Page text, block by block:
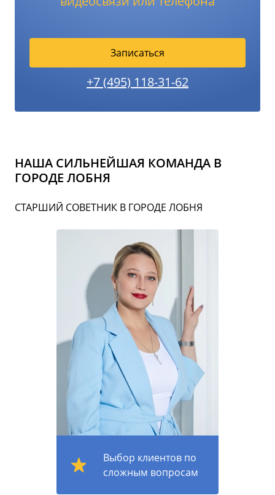
Записаться
+7 (495) 118-31-62
НАША СИЛЬНЕЙШАЯ КОМАНДА В
ГОРОДЕ ЛОБНЯ
СТАРШИЙ СОВЕТНИК В ГОРОДЕ ЛОБНЯ
Выбор клиентов по
сложным вопросам